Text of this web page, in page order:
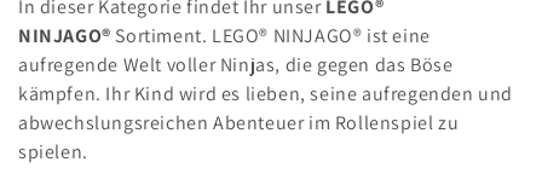
e
k
t
i
In dieser Kategorie findet Ihr unserLEGO®
NINJAGO® Sortiment. LEGO® NINJAGO® ist eine
aufregende Welt voller Ninjas, die gegen das Böse
kämpfen. Ihr Kind wird es lieben, seine aufregenden und
abwechslungsreichen Abenteuer im Rollenspiel zu
spielen.